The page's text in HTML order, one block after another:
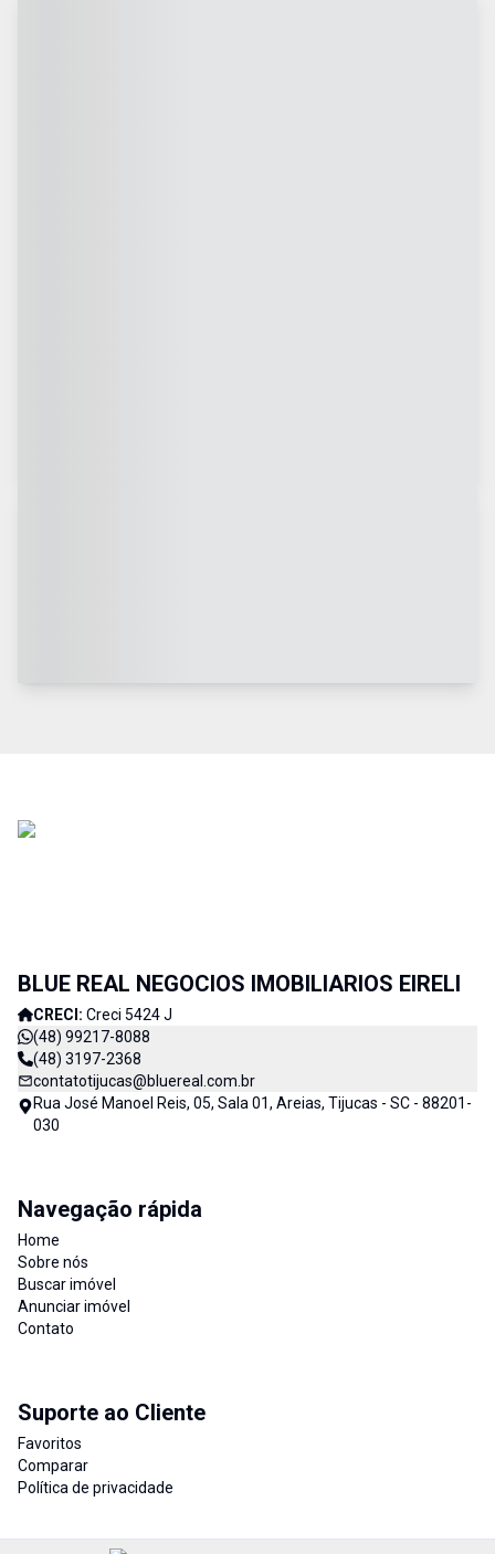
BLUE REAL NEGOCIOS IMOBILIARIOS EIRELI
CRECI: Creci 5424 J
(48) 99217-8088
(48) 3197-2368
contatotijucas@bluereal.com.br
Rua José Manoel Reis, 05, Sala 01, Areias, Tijucas - SC - 88201-
030
Navegação rápida
Home
Sobre nós
Buscar imóvel
Anunciar imóvel
Contato
Suporte ao Cliente
Favoritos
Comparar
Política de privacidade